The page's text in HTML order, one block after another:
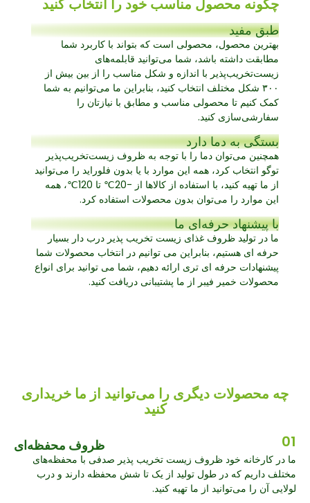
طبق مفید
بهترین محصول، محصولی است که بتواند با کاربرد شما
مطابقت داشته باشد، شما می‌توانید قابلمه‌های
زیست‌تخریب‌پذیر با اندازه و شکل مناسب را از بین بیش از
۳۰۰ شکل مختلف انتخاب کنید، بنابراین ما می‌توانیم به شما
کمک کنیم تا محصولی مناسب و مطابق با نیازتان را
سفارشی‌سازی کنید.
بستگی به دما دارد
همچنین می‌توان دما را با توجه به ظروف زیست‌تخریب‌پذیر
توگو انتخاب کرد، همه این موارد با یا بدون فلوراید را می‌توانید
از ما تهیه کنید، با استفاده از کالاها از -20℃ تا 120℃، همه
این موارد را می‌توان بدون محصولات استفاده کرد.
با پیشنهاد حرفه‌ای ما
ما در تولید ظروف غذای زیست تخریب پذیر درب دار بسیار
حرفه ای هستیم، بنابراین می توانیم در انتخاب محصولات شما
پیشنهادات حرفه ای تری ارائه دهیم، شما می توانید برای انواع
محصولات خمیر فیبر از ما پشتیبانی دریافت کنید.
چه محصولات دیگری را می‌توانید از ما خریداری
کنید
01
ظروف محفظه‌ای
ما در کارخانه خود ظروف زیست تخریب پذیر صدفی با محفظه‌های
مختلف داریم که در طول تولید از یک تا شش محفظه دارند و درب
لولایی آن را می‌توانید از ما تهیه کنید.